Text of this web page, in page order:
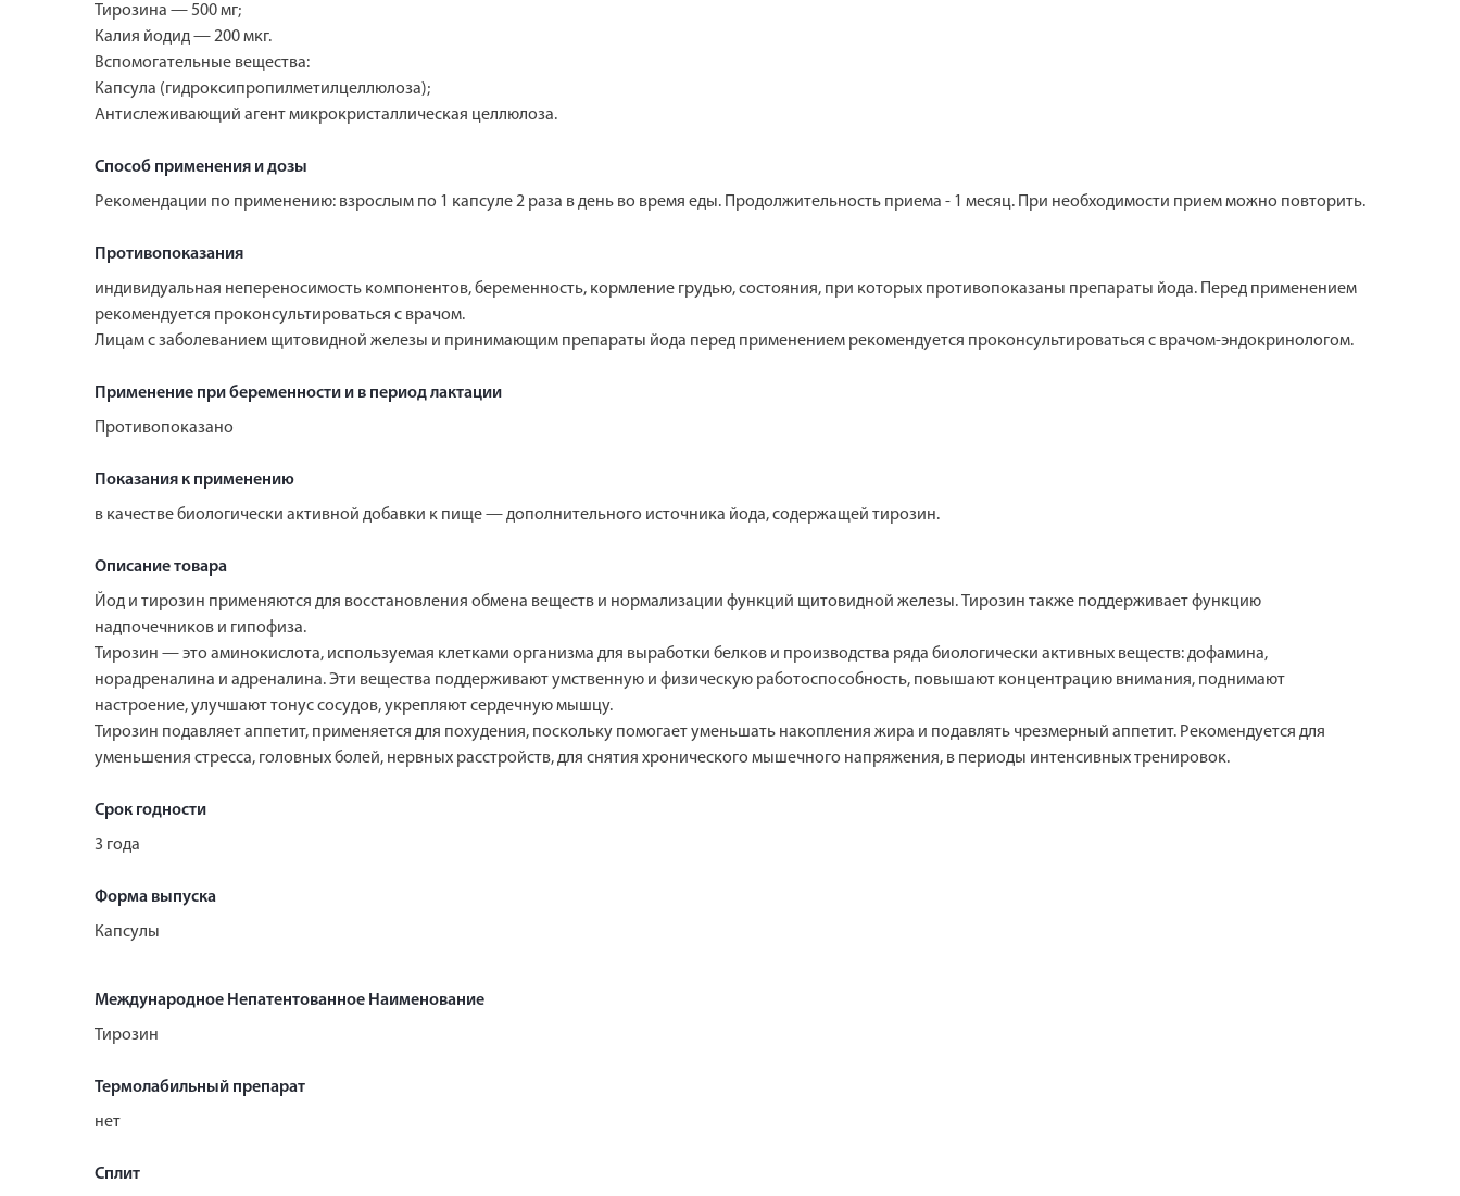
Тирозина — 500 мг;
Калия йодид — 200 мкг.
Вспомогательные вещества:
Капсула (гидроксипропилметилцеллюлоза);
Антислеживающий агент микрокристаллическая целлюлоза.
Способ применения и дозы
Рекомендации по применению: взрослым по 1 капсуле 2 раза в день во время еды. Продолжительность приема - 1 месяц. При необходимости прием можно повторить.
Противопоказания
индивидуальная непереносимость компонентов, беременность, кормление грудью, состояния, при которых противопоказаны препараты йода. Перед применением
рекомендуется проконсультироваться с врачом.
Лицам с заболеванием щитовидной железы и принимающим препараты йода перед применением рекомендуется проконсультироваться с врачом-эндокринологом.
Применение при беременности и в период лактации
Противопоказано
Показания к применению
в качестве биологически активной добавки к пище — дополнительного источника йода, содержащей тирозин.
Описание товара
Йод и тирозин применяются для восстановления обмена веществ и нормализации функций щитовидной железы. Тирозин также поддерживает функцию
надпочечников и гипофиза.
Тирозин — это аминокислота, используемая клетками организма для выработки белков и производства ряда биологически активных веществ: дофамина,
норадреналина и адреналина. Эти вещества поддерживают умственную и физическую работоспособность, повышают концентрацию внимания, поднимают
настроение, улучшают тонус сосудов, укрепляют сердечную мышцу.
Тирозин подавляет аппетит, применяется для похудения, поскольку помогает уменьшать накопления жира и подавлять чрезмерный аппетит. Рекомендуется для
уменьшения стресса, головных болей, нервных расстройств, для снятия хронического мышечного напряжения, в периоды интенсивных тренировок.
Срок годности
3 года
Форма выпуска
Капсулы
Международное Непатентованное Наименование
Тирозин
Термолабильный препарат
нет
Сплит